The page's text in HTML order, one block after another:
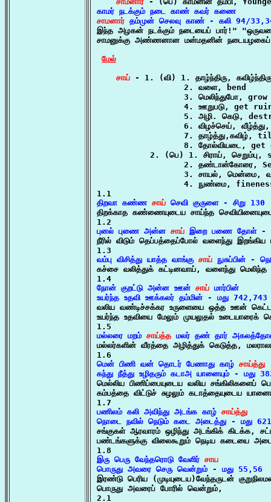
சாமனார் தம்முன் செலவு காண் - கலி 94/
இந்த அழகன் நடக்கும் நடையைப் பார்!"
சாமனுக்கு அண்ணனான மன்மதனின் நடையழகைப்
மேல்
சாய் - 1. (வி) 1. தாழ்ந்திரு,
                  2. வளை, bend
3. மெலிந்துபோ, grow
4. ஊறுபடு, get
5. அழி. கெடு,
6. விழச்செய், வீழ்த்து,
7. தாழ்த்து,கவிழ்,
8. தோல்வியடை, get
2. (பெ) 1. சிராய், செறும்பு,
2. தண்டான்கோரை,
3. சாயல், மென்மை,
4. நுண்மை,
திறவா கண்ண சாய் செவி குருளை - சிறு 130
திறக்காத கண்ணையுடைய சாய்ந்த
புனல் புணை அன்ன சாய் இறை பணை தோள் -
நீரில் விடும் தெப்பத்தைப்போல் வளைந்து
வம்பு விசித்து யாத்த வாங்கு சாய் நுசுப்பின் -
கச்சை வலித்துக் கட்டினவாய், வளைந்து மெலிந்த
நோன் குறட்டு அன்ன ஊன் சாய் மார்பின்
உயர்ந்த உதவி ஊக்கலர் தம்மின் - மது 742,743
வலிய வண்டிச்சக்கர உருளையை ஒத்த ஊன்
உயர்ந்த உதவியை மேலும் முயலுதல் உடையாரைக்
மல்லரை மறம் சாய்த்த மலர் தண் தார்
மல்லர்களின் வீரத்தை அழித்துக் கெடுத்த,
மென் பிணி வன் தொடர் பேணாது காழ் சாய்த்து
கந்து நீத்து உழிதரும் கடாஅ யானையும் - மது
மெல்லிய பிணிப்பையுடைய வலிய
கம்பத்தை விட்டுச் சுழலும் கடாத்தையுடைய
பணிலம் கலி அவிந்து அடங்க காழ் சாய்த்து
நொடை நவில் நெடும் கடை அடைத்து - மது
சங்குகள் ஆரவாரம் ஒழிந்து அடங்கிக் கிடக்க,
பண்டங்களுக்கு விலைகூறும் நெடிய கடையை
இரு பெரு வேந்தரொடு வேளிர் சாய
பொருது அவரை செரு வென்றும் - மது 55,56
இரண்டு பெரிய (முடியுடைய)வேந்தருடன்
பொருது அவரைப் போரில் வென்றும்,